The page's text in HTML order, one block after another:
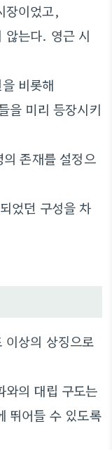
장이었고,
않는다. 영근 시
비롯해
을 미리 등장시키
존재를 설정으
었던 구성을 차
이상의 상징으로
와의 대립 구도는
뛰어들 수 있도록